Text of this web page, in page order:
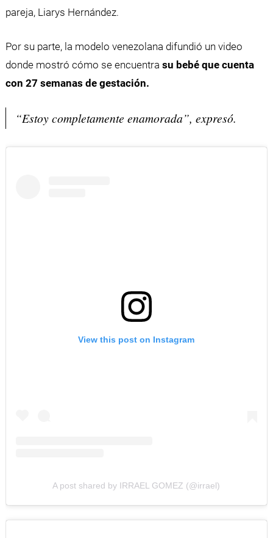
pareja, Liarys Hernández.
Por su parte, la modelo venezolana difundió un video
donde mostró cómo se encuentra su bebé que cuenta
con 27 semanas de gestación.
“Estoy completamente enamorada”, expresó.
View this post on Instagram
A post shared by IRRAEL GOMEZ (@irrael)